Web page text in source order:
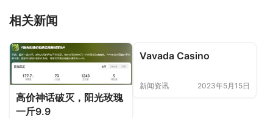
相关新闻
高价神话破灭，阳光玫瑰
一斤9.9
Vavada Casino
新闻资讯 2023年5月15日